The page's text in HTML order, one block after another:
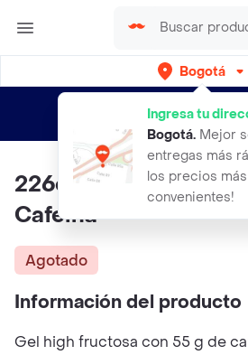
Bogotá
Ingresa tu
Bogotá. Mejor
entregas más
los precios más
convenientes!
envíos gratis por
226ers High Fructosa
Cafeina
Agotado
Información del producto
Gel high fructosa con 55 g de